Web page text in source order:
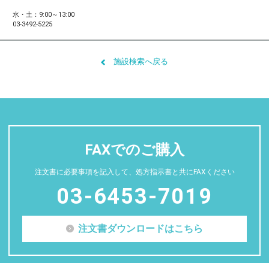
水・土：9:00～13:00
03-3492-5225
施設検索へ戻る
FAXでのご購入
注文書に必要事項を記入して、処方指示書と共にFAXください
03-6453-7019
注文書ダウンロードはこちら